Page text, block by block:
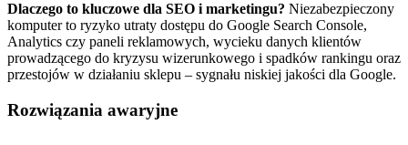
Dlaczego to kluczowe dla SEO i marketingu? Niezabezpieczony
komputer to ryzyko utraty dostępu do Google Search Console,
Analytics czy paneli reklamowych, wycieku danych klientów
prowadzącego do kryzysu wizerunkowego i spadków rankingu oraz
przestojów w działaniu sklepu – sygnału niskiej jakości dla Google.
Rozwiązania awaryjne